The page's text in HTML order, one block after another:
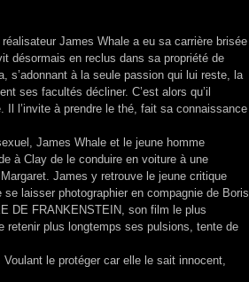
James Whale a eu sa carrière brisée
désormais en reclus dans sa propriété de
s’adonnant à la seule passion qui lui reste, la
ses facultés décliner. C’est alors qu’il
Il l’invite à prendre le thé, fait sa connaissance
James Whale et le jeune homme
à Clay de le conduire en voiture à une
James y retrouve le jeune critique
laisser photographier en compagnie de Boris
DE FRANKENSTEIN, son film le plus
retenir plus longtemps ses pulsions, tente de
le protéger car elle le sait innocent,